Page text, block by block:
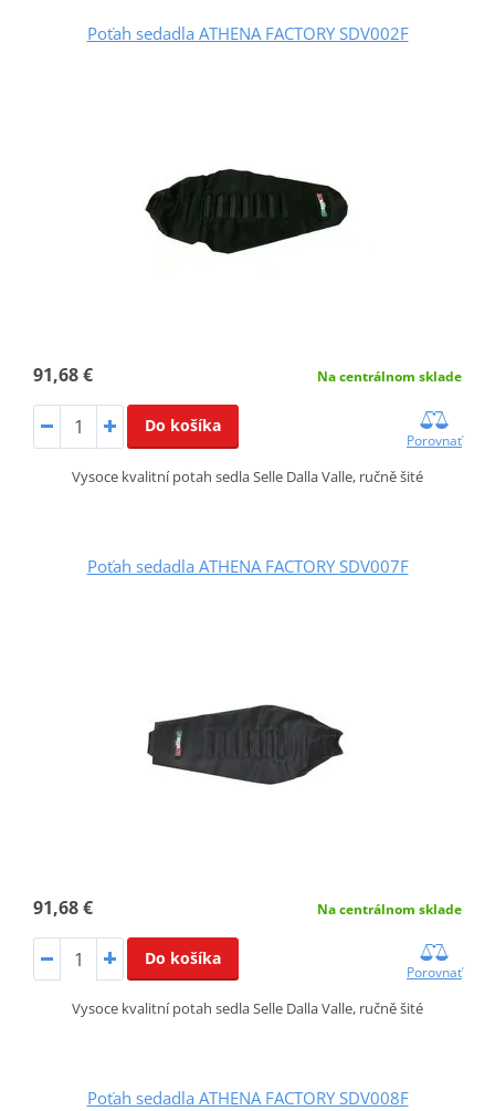
Poťah sedadla ATHENA FACTORY SDV002F
91,68 € Na centrálnom sklade
Do košíka
Porovnať
Vysoce kvalitní potah sedla Selle Dalla Valle, ručně šité
Poťah sedadla ATHENA FACTORY SDV007F
91,68 € Na centrálnom sklade
Do košíka
Porovnať
Vysoce kvalitní potah sedla Selle Dalla Valle, ručně šité
Poťah sedadla ATHENA FACTORY SDV008F